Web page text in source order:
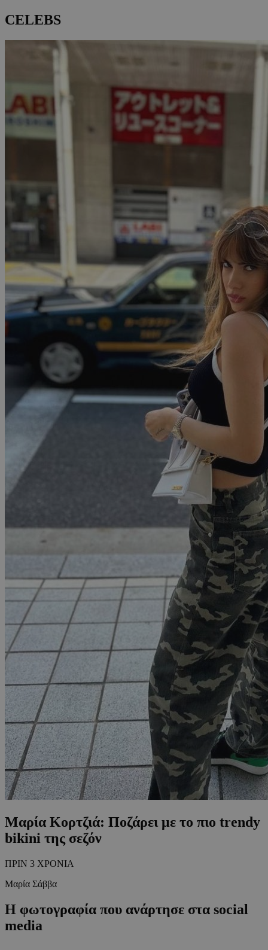
CELEBS
Μαρία Κορτζιά: Ποζάρει με το πιο trendy
bikini της σεζόν
ΠΡΙΝ 3 ΧΡΟΝΙΑ
Μαρία Σάββα
Η φωτογραφία που ανάρτησε στα social
media